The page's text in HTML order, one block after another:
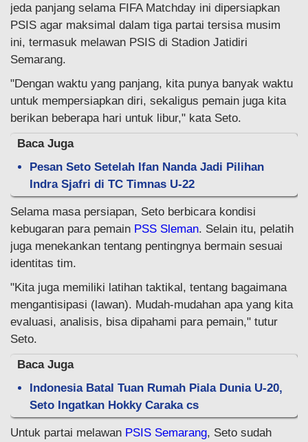
jeda panjang selama FIFA Matchday ini dipersiapkan
PSIS agar maksimal dalam tiga partai tersisa musim
ini, termasuk melawan PSIS di Stadion Jatidiri
Semarang.
"Dengan waktu yang panjang, kita punya banyak waktu
untuk mempersiapkan diri, sekaligus pemain juga kita
berikan beberapa hari untuk libur," kata Seto.
Baca Juga
Pesan Seto Setelah Ifan Nanda Jadi Pilihan
Indra Sjafri di TC Timnas U-22
Selama masa persiapan, Seto berbicara kondisi
kebugaran para pemain PSS Sleman. Selain itu, pelatih
juga menekankan tentang pentingnya bermain sesuai
identitas tim.
"Kita juga memiliki latihan taktikal, tentang bagaimana
mengantisipasi (lawan). Mudah-mudahan apa yang kita
evaluasi, analisis, bisa dipahami para pemain," tutur
Seto.
Baca Juga
Indonesia Batal Tuan Rumah Piala Dunia U-20,
Seto Ingatkan Hokky Caraka cs
Untuk partai melawan PSIS Semarang, Seto sudah